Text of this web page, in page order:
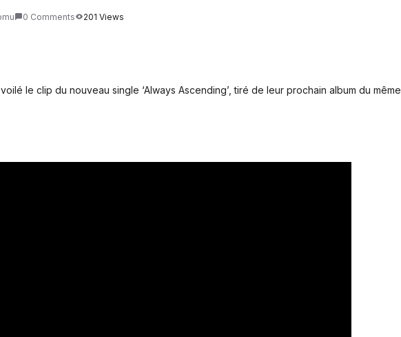
0 Comments 201 Views
le clip du nouveau single ‘Always Ascending’, tiré de leur prochain album du même